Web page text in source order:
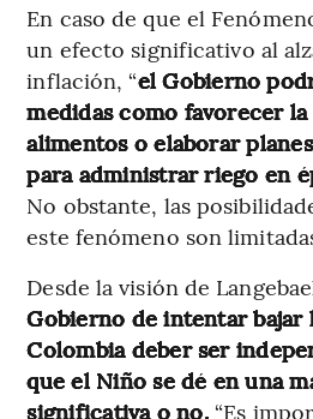
En caso de que el
un efecto significativo al
inflación, “el Gobierno
medidas como favorecer
alimentos o elaborar
para administrar riego en
No obstante, las
este fenómeno son
Desde la visión de
Gobierno de intentar bajar
Colombia deber ser
que el Niño se dé en una
significativa o no.“Es